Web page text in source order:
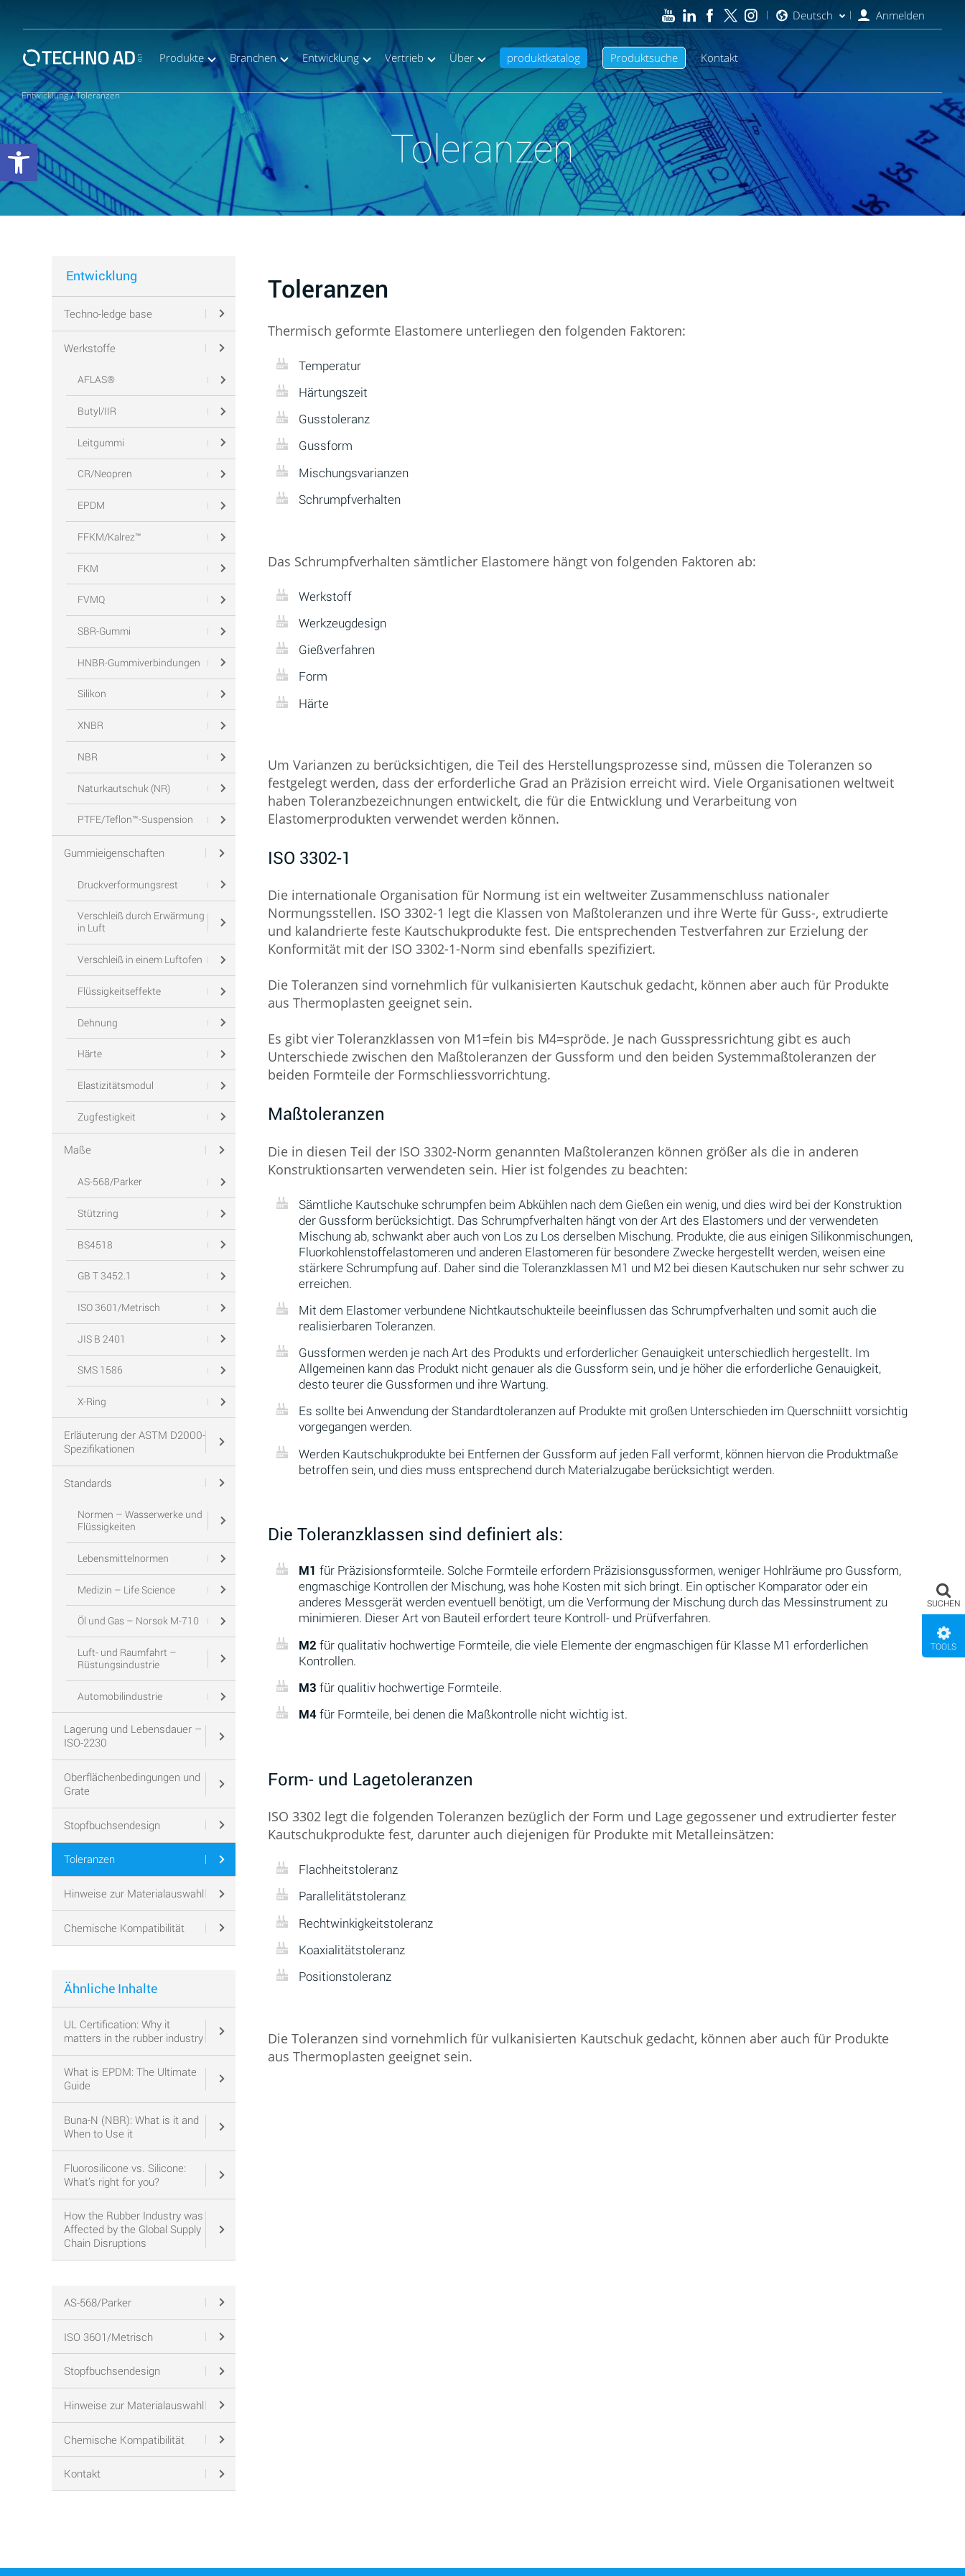
Produkte Branchen Entwicklung Vertrieb Über produktkatalog Produktsuche Kontakt
Deutsch Anmelden
Entwicklung/Toleranzen
Toleranzen
Toleranzen
Thermisch geformte Elastomere unterliegen den folgenden Faktoren:
Temperatur
Härtungszeit
Gusstoleranz
Gussform
Mischungsvarianzen
Schrumpfverhalten
Das Schrumpfverhalten sämtlicher Elastomere hängt von folgenden Faktoren ab:
Werkstoff
Werkzeugdesign
Gießverfahren
Form
Härte
Um Varianzen zu berücksichtigen, die Teil des Herstellungsprozesse sind, müssen die Toleranzen so
festgelegt werden, dass der erforderliche Grad an Präzision erreicht wird. Viele Organisationen weltweit
haben Toleranzbezeichnungen entwickelt, die für die Entwicklung und Verarbeitung von
Elastomerprodukten verwendet werden können.
ISO 3302-1
Die internationale Organisation für Normung ist ein weltweiter Zusammenschluss nationaler
Normungsstellen. ISO 3302-1 legt die Klassen von Maßtoleranzen und ihre Werte für Guss-, extrudierte
und kalandrierte feste Kautschukprodukte fest. Die entsprechenden Testverfahren zur Erzielung der
Konformität mit der ISO 3302-1-Norm sind ebenfalls spezifiziert.
Die Toleranzen sind vornehmlich für vulkanisierten Kautschuk gedacht, können aber auch für Produkte
aus Thermoplasten geeignet sein.
Es gibt vier Toleranzklassen von M1=fein bis M4=spröde. Je nach Gusspressrichtung gibt es auch
Unterschiede zwischen den Maßtoleranzen der Gussform und den beiden Systemmaßtoleranzen der
beiden Formteile der Formschliessvorrichtung.
Maßtoleranzen
Die in diesen Teil der ISO 3302-Norm genannten Maßtoleranzen können größer als die in anderen
Konstruktionsarten verwendeten sein. Hier ist folgendes zu beachten:
Sämtliche Kautschuke schrumpfen beim Abkühlen nach dem Gießen ein wenig, und dies wird bei der Konstruktion
der Gussform berücksichtigt. Das Schrumpfverhalten hängt von der Art des Elastomers und der verwendeten
Mischung ab, schwankt aber auch von Los zu Los derselben Mischung. Produkte, die aus einigen Silikonmischungen,
Fluorkohlenstoffelastomeren und anderen Elastomeren für besondere Zwecke hergestellt werden, weisen eine
stärkere Schrumpfung auf. Daher sind die Toleranzklassen M1 und M2 bei diesen Kautschuken nur sehr schwer zu
erreichen.
Mit dem Elastomer verbundene Nichtkautschukteile beeinflussen das Schrumpfverhalten und somit auch die
realisierbaren Toleranzen.
Gussformen werden je nach Art des Produkts und erforderlicher Genauigkeit unterschiedlich hergestellt. Im
Allgemeinen kann das Produkt nicht genauer als die Gussform sein, und je höher die erforderliche Genauigkeit,
desto teurer die Gussformen und ihre Wartung.
Es sollte bei Anwendung der Standardtoleranzen auf Produkte mit großen Unterschieden im Querschniitt vorsichtig
vorgegangen werden.
Werden Kautschukprodukte bei Entfernen der Gussform auf jeden Fall verformt, können hiervon die Produktmaße
betroffen sein, und dies muss entsprechend durch Materialzugabe berücksichtigt werden.
Die Toleranzklassen sind definiert als:
M1 für Präzisionsformteile. Solche Formteile erfordern Präzisionsgussformen, weniger Hohlräume pro Gussform,
engmaschige Kontrollen der Mischung, was hohe Kosten mit sich bringt. Ein optischer Komparator oder ein
anderes Messgerät werden eventuell benötigt, um die Verformung der Mischung durch das Messinstrument zu
minimieren. Dieser Art von Bauteil erfordert teure Kontroll- und Prüfverfahren.
M2 für qualitativ hochwertige Formteile, die viele Elemente der engmaschigen für Klasse M1 erforderlichen
Kontrollen.
M3 für qualitiv hochwertige Formteile.
M4für Formteile, bei denen die Maßkontrolle nicht wichtig ist.
Form- und Lagetoleranzen
ISO 3302 legt die folgenden Toleranzen bezüglich der Form und Lage gegossener und extrudierter fester
Kautschukprodukte fest, darunter auch diejenigen für Produkte mit Metalleinsätzen:
Flachheitstoleranz
Parallelitätstoleranz
Rechtwinkigkeitstoleranz
Koaxialitätstoleranz
Positionstoleranz
Die Toleranzen sind vornehmlich für vulkanisierten Kautschuk gedacht, können aber auch für Produkte
aus Thermoplasten geeignet sein.
Entwicklung
Techno-ledge base
Werkstoffe
AFLAS®
Butyl/IIR
Leitgummi
CR/Neopren
EPDM
FFKM/Kalrez™
FKM
FVMQ
SBR-Gummi
HNBR-Gummiverbindungen
Silikon
XNBR
NBR
Naturkautschuk (NR)
PTFE/Teflon™-Suspension
Gummieigenschaften
Druckverformungsrest
Verschleiß durch Erwärmung
in Luft
Verschleiß in einem Luftofen
Flüssigkeitseffekte
Dehnung
Härte
Elastizitätsmodul
Zugfestigkeit
Maße
AS-568/Parker
Stützring
BS4518
GB T 3452.1
ISO 3601/Metrisch
JIS B 2401
SMS 1586
X-Ring
Erläuterung der ASTM D2000-
Spezifikationen
Standards
Normen – Wasserwerke und
Flüssigkeiten
Lebensmittelnormen
Medizin – Life Science
Öl und Gas – Norsok M-710
Luft- und Raumfahrt –
Rüstungsindustrie
Automobilindustrie
Lagerung und Lebensdauer –
ISO-2230
Oberflächenbedingungen und
Grate
Stopfbuchsendesign
Toleranzen
Hinweise zur Materialauswahl
Chemische Kompatibilität
Ähnliche Inhalte
UL Certification: Why it
matters in the rubber industry
What is EPDM: The Ultimate
Guide
Buna-N (NBR): What is it and
When to Use it
Fluorosilicone vs. Silicone:
What’s right for you?
How the Rubber Industry was
Affected by the Global Supply
Chain Disruptions
AS-568/Parker
ISO 3601/Metrisch
Stopfbuchsendesign
Hinweise zur Materialauswahl
Chemische Kompatibilität
Kontakt
SUCHEN
TOOLS
Werkzeugleiste öffnen